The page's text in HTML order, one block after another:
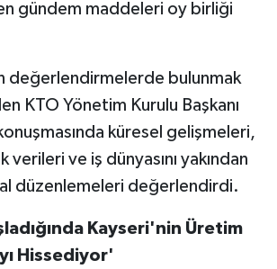
gündem maddeleri oy birliği
değerlendirmelerde bulunmak
KTO Yönetim Kurulu Başkanı
küresel gelişmeleri,
ve iş dünyasını yakından
düzenlemeleri değerlendirdi.
Kayseri'nin Üretim
Hissediyor'